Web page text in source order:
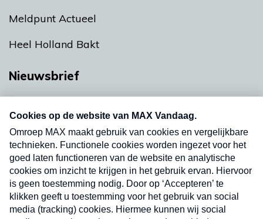
Meldpunt Actueel
Heel Holland Bakt
Nieuwsbrief
nieuwsbrief. Elke vrijdag- en dinsdagochtend in
uw mailbox.
Verzend